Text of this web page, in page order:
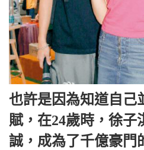
也許是因為知道自己
賦，在24歲時，徐子
誠，成為了千億豪門